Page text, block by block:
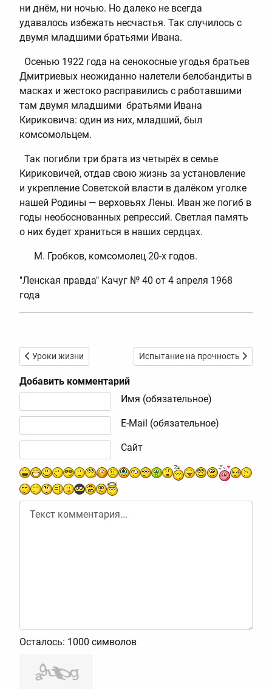
ни днём, ни ночью. Но далеко не всегда
удавалось избежать несчастья. Так случилось с
двумя младшими братьями Ивана.
Осенью 1922 года на сенокосные угодья братьев
Дмитриевых неожиданно налетели белобандиты в
масках и жестоко расправились с работавшими
там двумя младшими братьями Ивана
Кириковича: один из них, младший, был
комсомольцем.
Так погибли три брата из четырёх в семье
Кириковичей, отдав свою жизнь за установление
и укрепление Советской власти в далёком уголке
нашей Родины — верховьях Лены. Иван же погиб в
годы необоснованных репрессий. Светлая память
о них будет храниться в наших сердцах.
М. Гробков, комсомолец 20-х годов.
"Ленская правда" Качуг № 40 от 4 апреля 1968
года
Предыдущий: Уроки жизни
Уроки жизни Следующий: Испытание на
Испытание на прочность
Добавить комментарий
Имя (обязательное)
E-Mail (обязательное)
Сайт
Осталось: 1000 символов